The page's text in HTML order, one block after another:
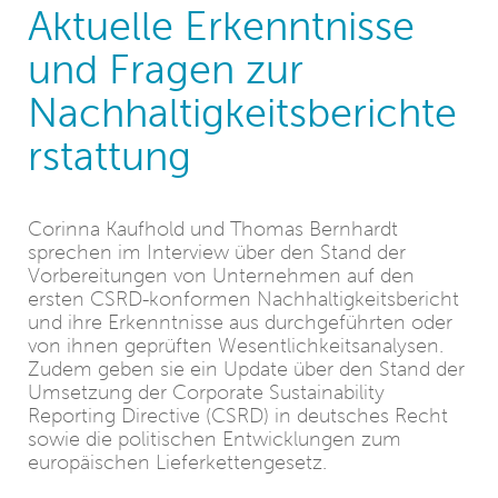
Aktuelle Erkenntnisse
und Fragen zur
Nachhaltigkeitsberichte
rstattung
Corinna Kaufhold und Thomas Bernhardt
sprechen im Interview über den Stand der
Vorbereitungen von Unternehmen auf den
ersten CSRD-konformen Nachhaltigkeitsbericht
und ihre Erkenntnisse aus durchgeführten oder
von ihnen geprüften Wesentlichkeitsanalysen.
Zudem geben sie ein Update über den Stand der
Umsetzung der Corporate Sustainability
Reporting Directive (CSRD) in deutsches Recht
sowie die politischen Entwicklungen zum
europäischen Lieferkettengesetz.